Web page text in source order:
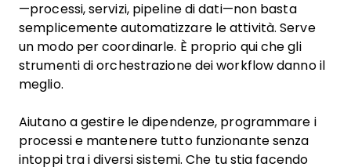
—processi, servizi, pipeline di dati—non basta
semplicemente automatizzare le attività. Serve
un modo per coordinarle. È proprio qui che gli
strumenti di orchestrazione dei workflow danno il
meglio.
Aiutano a gestire le dipendenze, programmare i
processi e mantenere tutto funzionante senza
intoppi tra i diversi sistemi. Che tu stia facendo